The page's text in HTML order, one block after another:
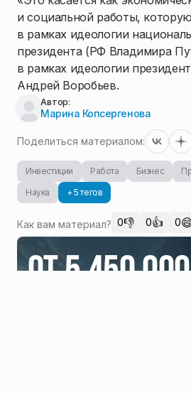
и социальной работы,
в рамках идеологии
президента (РФ Владимира
в рамках идеологии
Андрей Воробьев.
Автор:
Марина Копсергенова
Поделиться материалом:
Инвестиции Работа Бизнес
Наука
+ 5 тегов
Как вам материал? 0👎 0👍 0